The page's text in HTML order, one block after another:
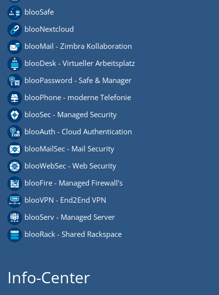
blooSafe
blooNextcloud
blooMail - Zimbra Kollaboration
blooDesk - Virtueller Arbeitsplatz
blooPassword - Safe & Manager
blooPhone - moderne Telefonie
blooSec - Managed Security
blooAuth - Cloud Authentication
blooMailSec - Mail Security
blooWebSec - Web Security
blooFire - Managed Firewall's
blooVPN - End2End VPN
blooServ - Managed Server
blooRack - Shared Rackspace
Info-Center